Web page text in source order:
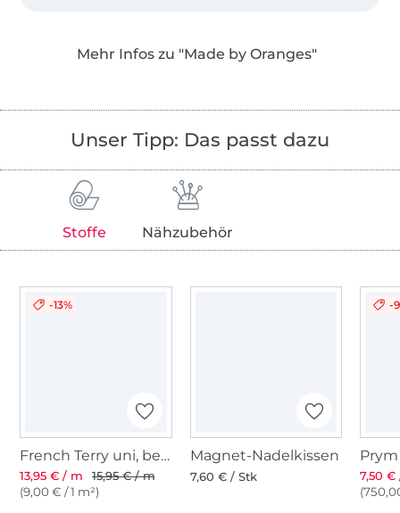
Englisch, Niederländisch und Französisch an!
Mehr Infos zu "Made by Oranges"
Unser Tipp: Das passt dazu
Stoffe Nähzubehör
-13%
French Terry uni, beige
13,95 € / m
15,95 € / m
(9,00 € / 1 m²)
Magnet-Nadelkissen
7,60 € / Stk
-
7,50 €
Über 1.8 Millionen Meter Stoff versandfertig